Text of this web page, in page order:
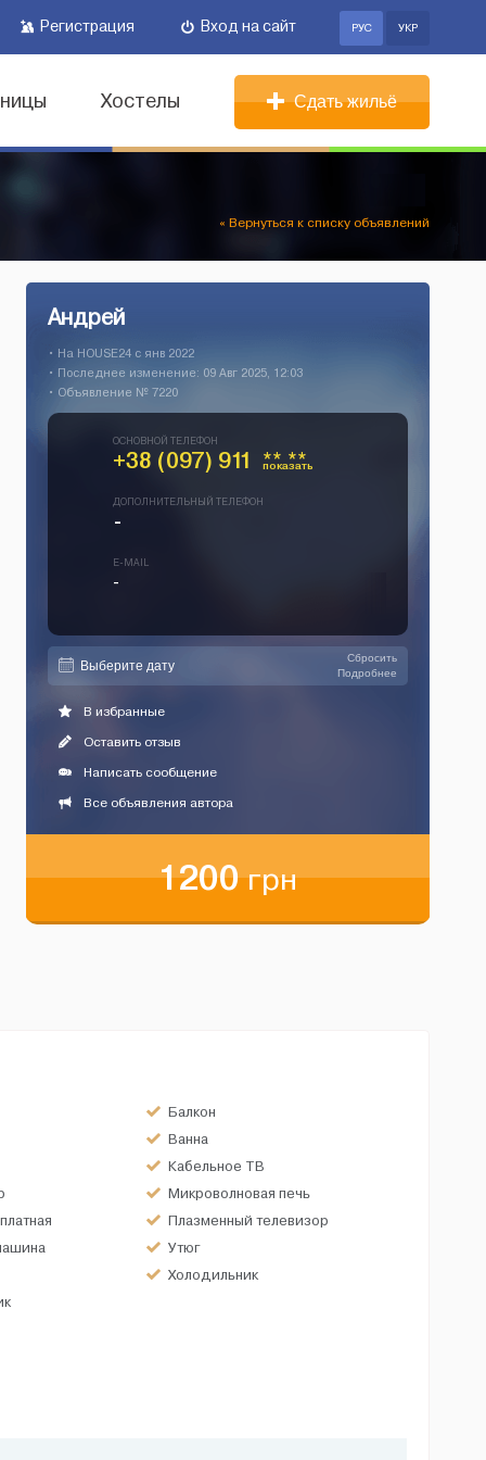
Регистрация Вход на сайт РУС УКР
Хостелы Сдать жильё
« Вернуться к списку объявлений
Андрей
• На HOUSE24 c янв 2022
• Последнее изменение: 09 Авг 2025, 12:03
• Объявление № 7220
ОСНОВНОЙ ТЕЛЕФОН
+38 (097) 911 ** **
показать
ДОПОЛНИТЕЛЬНЫЙ ТЕЛЕФОН
-
E-MAIL
-
Сбросить
Подробнее
В избранные
Оставить отзыв
Написать сообщение
Все объявления автора
1200грн
Балкон
Ванна
Кабельное ТВ
Микроволновая печь
Плазменный телевизор
Утюг
Холодильник